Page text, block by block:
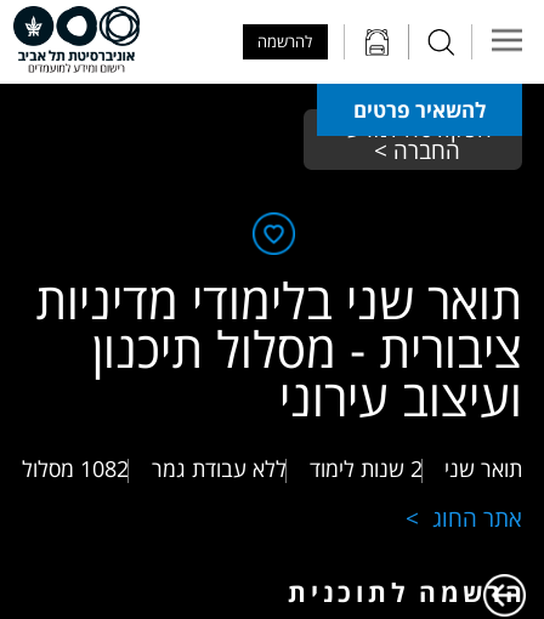
להרשמה
להשאיר פרטים
הפקולטה למדעי
החברה >
תואר שני בלימודי מדיניות
ציבורית - מסלול תיכנון
ועיצוב עירוני
תואר שני 2 שנות לימוד ללא עבודת גמר 1082 מסלול
אתר החוג
הרשמה לתוכנית